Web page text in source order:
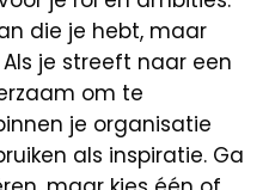
die je hebt, maar
je streeft naar een
om te
je organisatie
als inspiratie. Ga